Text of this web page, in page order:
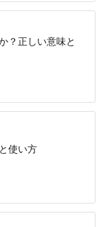
？正しい意味と
使い方